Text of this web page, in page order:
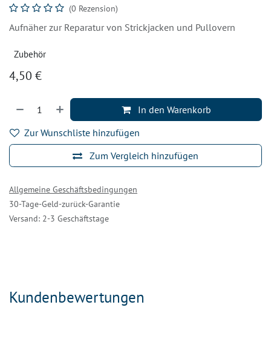
(0 Rezension)
Aufnäher zur Reparatur von Strickjacken und Pullovern
Zubehör
4,50 €
In den Warenkorb
Zum Vergleich hinzufügen
Zur Wunschliste hinzufügen
Allgemeine Geschäftsbedingungen
30-Tage-Geld-zurück-Garantie
Versand: 2-3 Geschäftstage
Kundenbewertungen